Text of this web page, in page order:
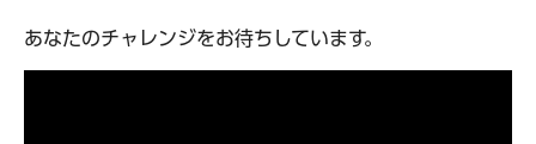
あなたのチャレンジをお待ちしています。